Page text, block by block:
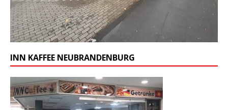
INN KAFFEE NEUBRANDENBURG